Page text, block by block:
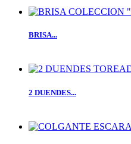
BRISA...
2 DUENDES...